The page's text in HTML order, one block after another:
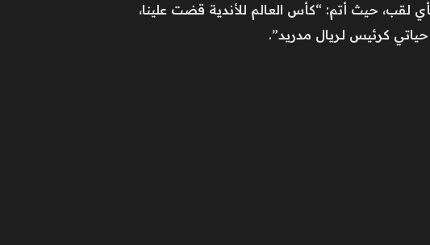
لقب، حيث أتم: “كأس العالم للأندية قضت علينا،